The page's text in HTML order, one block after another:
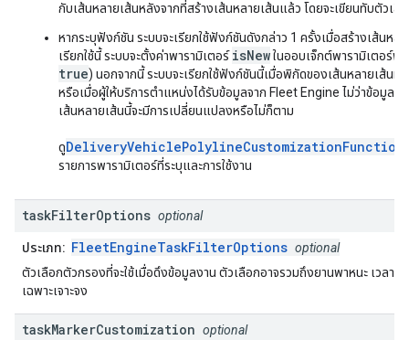
กับเส้นหลายเส้นหลังจากที่สร้างเส้นหลายเส้นแล้ว โดยจะเขียนทับตัวเลื
หากระบุฟังก์ชัน ระบบจะเรียกใช้ฟังก์ชันดังกล่าว 1 ครั้งเมื่อสร้างเส้นหลา
เรียกใช้นี้ ระบบจะตั้งค่าพารามิเตอร์isNewในออบเจ็กต์พารามิเตอร์ฟั
true) นอกจากนี้ ระบบจะเรียกใช้ฟังก์ชันนี้เมื่อพิกัดของเส้นหลายเส้นมี
หรือเมื่อผู้ให้บริการตำแหน่งได้รับข้อมูลจาก Fleet Engine ไม่ว่าข้อมูล
เส้นหลายเส้นนี้จะมีการเปลี่ยนแปลงหรือไม่ก็ตาม
ดู
รายการพารามิเตอร์ที่ระบุและการใช้งาน
taskFilterOptions optional
ประเภท: FleetEngineTaskFilterOptions optional
ตัวเลือกตัวกรองที่จะใช้เมื่อดึงข้อมูลงาน ตัวเลือกอาจรวมถึงยานพาหนะ เวลา แ
เฉพาะเจาะจง
taskMarkerCustomization optional